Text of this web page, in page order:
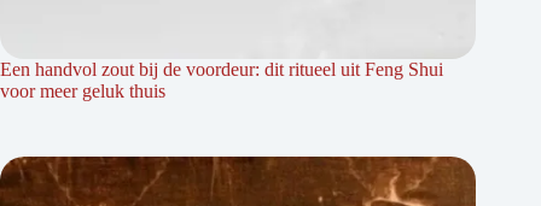
Een handvol zout bij de voordeur: dit ritueel uit Feng Shui
voor meer geluk thuis